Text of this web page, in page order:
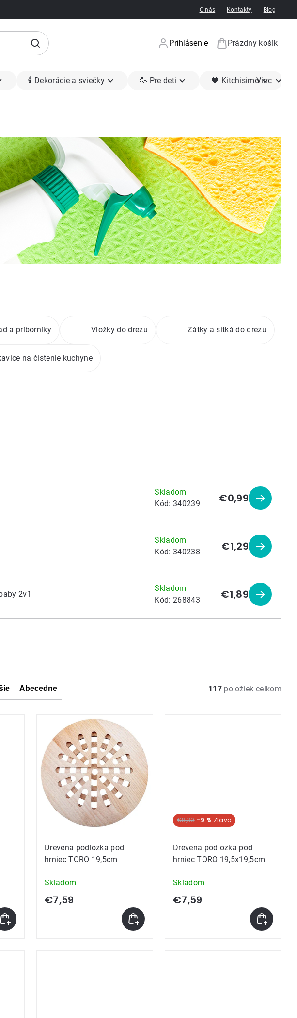
O nás Kontakty Blog
Prihlásenie
Nákupný
Prázdny košík
🕯 Dekorácie a sviečky 🥳 Pre deti 🖤 KitchisimoViac
a príborníky Vložky do drezu Zátky a sitká do drezu
na čistenie kuchyne
Skladom
Kód:340239 €0,99
Zobraziť
Skladom
Kód:340238 €1,29
Zobraziť
2v1
Skladom
Kód:268843 €1,89
Zobraziť
Abecedne 117položiek celkom
Drevená podložka pod
hrniec TORO 19,5cm
Skladom
€7,59
€8,39 –9 %
Drevená podložka pod
hrniec TORO 19,5x19,5cm
Skladom
€7,59